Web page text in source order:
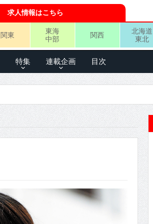
求人情報はこちら
関東
東海
中部
関西
北海道
東北
特集 連載企画 目次